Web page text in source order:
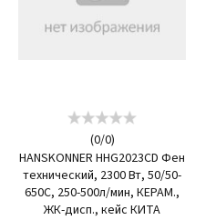
(0/0)
HANSKONNER HHG2023CD Фен
технический, 2300 Вт, 50/50-
650C, 250-500л/мин, КЕРАМ.,
ЖК-дисп., кейс КИТА